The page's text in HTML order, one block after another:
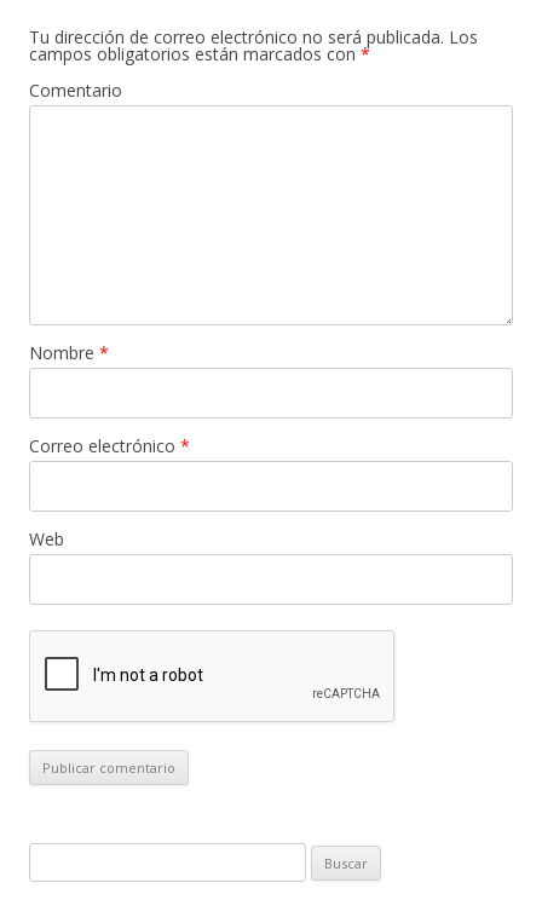
Tu dirección de correo electrónico no será publicada. Los
campos obligatorios están marcados con *
Comentario
Nombre *
Correo electrónico *
Web
u